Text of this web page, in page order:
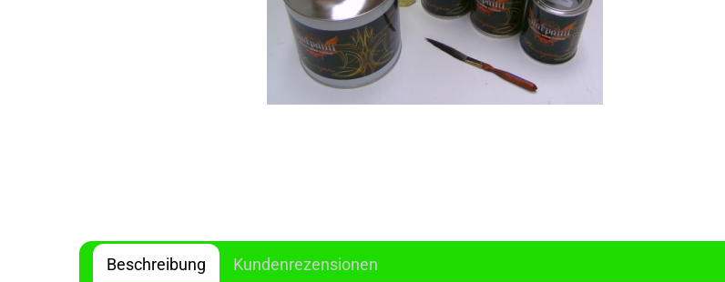
Beschreibung Kundenrezensionen